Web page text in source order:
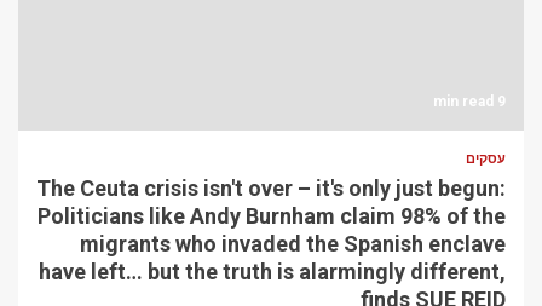
9 min read
עסקים
The Ceuta crisis isn't over – it's only just begun:
Politicians like Andy Burnham claim 98% of the
migrants who invaded the Spanish enclave
have left… but the truth is alarmingly different,
finds SUE REID